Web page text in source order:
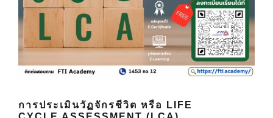
การประเมินวัฏจักรชีวิต หรือ LIFE